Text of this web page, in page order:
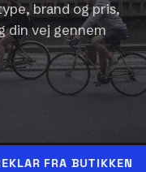
brand og pris,
din vej gennem